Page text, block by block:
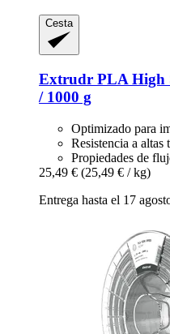
Cesta
Extrudr PLA High
/ 1000 g
Optimizado para
Resistencia a altas
Propiedades de
25,49 € (25,49 € / kg)
Entrega hasta el 17